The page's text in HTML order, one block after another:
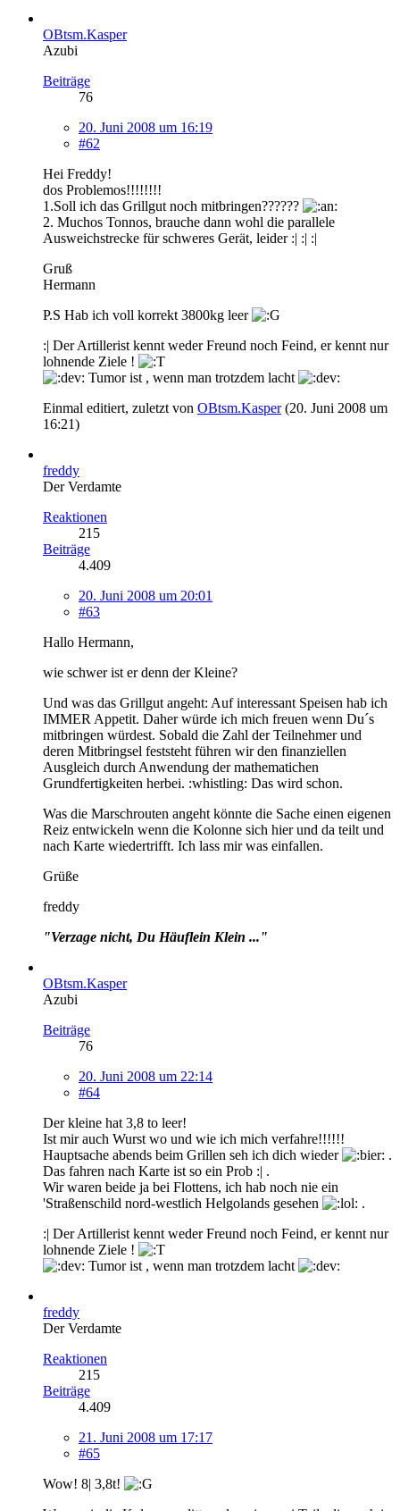
OBtsm.Kasper
Azubi
Beiträge
76
20. Juni 2008 um 16:19
#62
Hei Freddy!
dos Problemos!!!!!!!!
1.Soll ich das Grillgut noch mitbringen??????
2. Muchos Tonnos, brauche dann wohl die parallele
Ausweichstrecke für schweres Gerät, leider :| :| :|
Gruß
Hermann
P.S Hab ich voll korrekt 3800kg leer
:| Der Artillerist kennt weder Freund noch Feind, er kennt nur
lohnende Ziele !
Tumor ist , wenn man trotzdem lacht
Einmal editiert, zuletzt von OBtsm.Kasper(20. Juni 2008 um
16:21)
freddy
Der Verdamte
Reaktionen
215
Beiträge
4.409
20. Juni 2008 um 20:01
#63
Hallo Hermann,
wie schwer ist er denn der Kleine?
Und was das Grillgut angeht: Auf interessant Speisen hab ich
IMMER Appetit. Daher würde ich mich freuen wenn Du´s
mitbringen würdest. Sobald die Zahl der Teilnehmer und
deren Mitbringsel feststeht führen wir den finanziellen
Ausgleich durch Anwendung der mathematichen
Grundfertigkeiten herbei. :whistling: Das wird schon.
Was die Marschrouten angeht könnte die Sache einen eigenen
Reiz entwickeln wenn die Kolonne sich hier und da teilt und
nach Karte wiedertrifft. Ich lass mir was einfallen.
Grüße
freddy
"Verzage nicht, Du Häuflein Klein ..."
OBtsm.Kasper
Azubi
Beiträge
76
20. Juni 2008 um 22:14
#64
Der kleine hat 3,8 to leer!
Ist mir auch Wurst wo und wie ich mich verfahre!!!!!!
Hauptsache abends beim Grillen seh ich dich wieder
.
Das fahren nach Karte ist so ein Prob :| .
Wir waren beide ja bei Flottens, ich hab noch nie ein
'Straßenschild nord-westlich Helgolands gesehen
.
:| Der Artillerist kennt weder Freund noch Feind, er kennt nur
lohnende Ziele !
Tumor ist , wenn man trotzdem lacht
freddy
Der Verdamte
Reaktionen
215
Beiträge
4.409
21. Juni 2008 um 17:17
#65
Wow! 8| 3,8t!